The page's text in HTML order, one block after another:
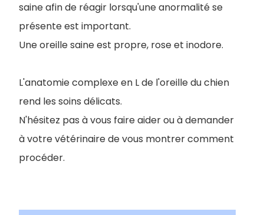
saine afin de réagir lorsqu'une anormalité se
présente est important.
Une oreille saine est propre, rose et inodore.
L'anatomie complexe en L de l'oreille du chien
rend les soins délicats.
N'hésitez pas à vous faire aider ou à demander
à votre vétérinaire de vous montrer comment
procéder.